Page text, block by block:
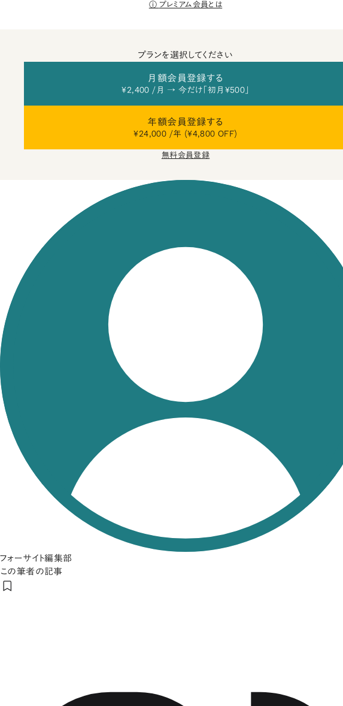
プレミアム会員とは
プランを選択してください
月額会員登録する
¥2,400 /月 → 今だけ「初月¥500」
年額会員登録する
¥24,000 /年 (¥4,800 OFF)
無料会員登録
フォーサイト編集部
この筆者の記事